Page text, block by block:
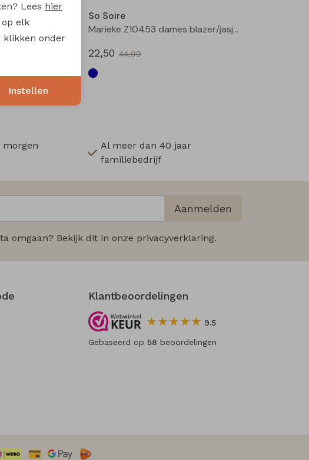
So Soire
Marieke Z10453 dames blazer/jasje Blauw licht
22,50 44,99
morgen
Al meer dan 40 jaar
familiebedrijf
Aanmelden
omgaan? Bekijk dit in onze privacyverklaring.
Klantbeoordelingen
9.5
Gebaseerd op 58 beoordelingen
Lees hier
elk
klikken onder
Instellen